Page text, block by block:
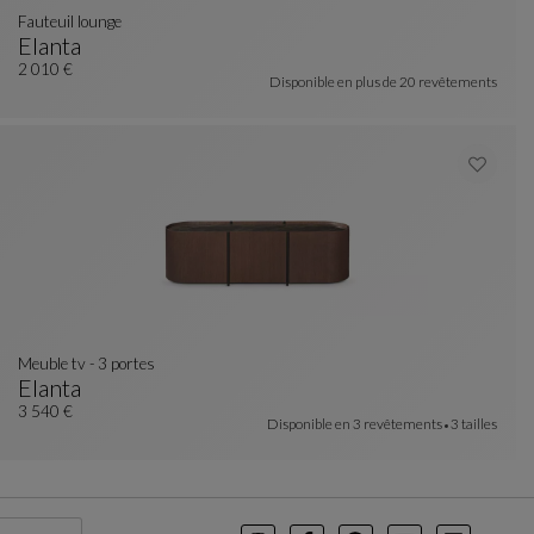
: 4 couleurs disponibles
Elanta
Fauteuil Lounge
Voir La Description Complète
fauteuil lounge
2 010 €
Disponible en plus de 20 revêtements
Elanta
Meuble Tv - 3 Portes
Voir La Description Complète
meuble tv - 3 portes
3 540 €
Disponible en 3 revêtements 3 tailles